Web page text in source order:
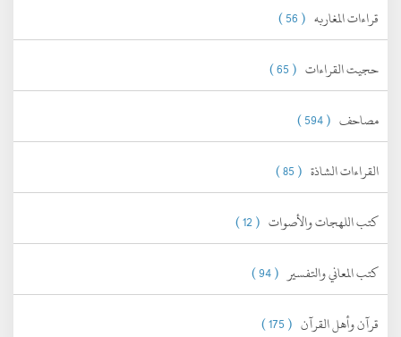
قراءات المغاربه ( 56 )
حجيت القراءات ( 65 )
مصاحف ( 594 )
القراءات الشاذة ( 85 )
كتب اللهجات والأصوات ( 12 )
كتب المعاني والتفسير ( 94 )
قرآن وأهل القرآن ( 175 )